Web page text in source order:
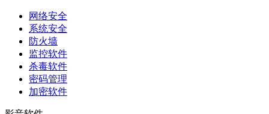
网络安全
系统安全
防火墙
监控软件
杀毒软件
密码管理
加密软件